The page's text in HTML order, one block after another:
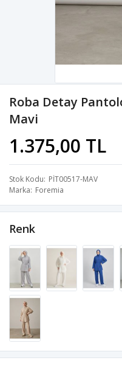
Roba Detay
Mavi
1.375,00 TL
Stok Kodu PİT00517-MAV
Marka Foremia
Renk